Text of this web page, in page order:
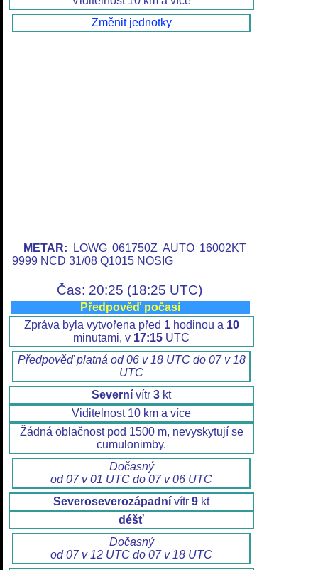
Změnit jednotky
METAR: LOWG 061750Z AUTO 16002KT
9999 NCD 31/08 Q1015 NOSIG
Čas: 20:25 (18:25 UTC)
Předpověď počasí
Zpráva byla vytvořena před 1hodinou a 10
minutami, v 17:15 UTC
Předpověď platná od 06 v 18 UTC do 07 v 18
UTC
Severní vítr 3 kt
Viditelnost 10 km a více
Žádná oblačnost pod 1500 m, nevyskytují se
cumulonimby.
Dočasný
od 07 v 01 UTC do 07 v 06 UTC
Severoseverozápadní vítr 9 kt
déšť
Dočasný
od 07 v 12 UTC do 07 v 18 UTC